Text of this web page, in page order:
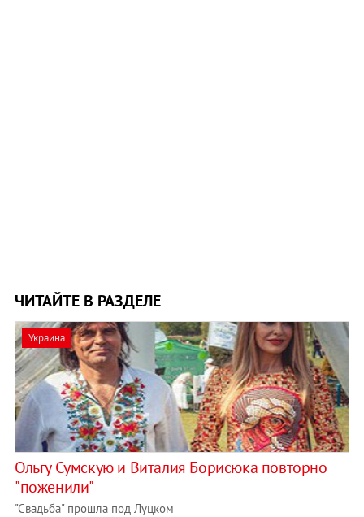
ЧИТАЙТЕ В РАЗДЕЛЕ
Украина
Ольгу Сумскую и Виталия Борисюка повторно
"поженили"
"Свадьба" прошла под Луцком